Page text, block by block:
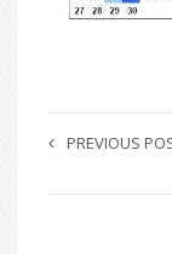
PREVIOUS